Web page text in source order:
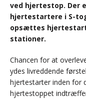
ved hjertestop. Der
hjertestartere i S-
opsættes
stationer.
Chancen for at
ydes livreddende
hjertestarter inden for
hjertestoppet